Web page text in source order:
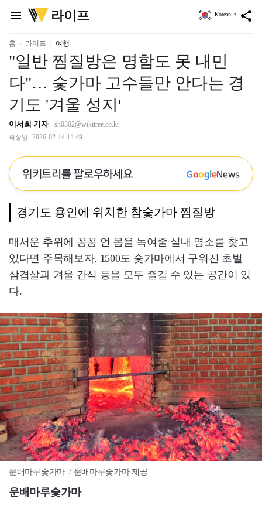
menu
위
키
리
라이프 share
Korean ▼
홈 라이프 여행
"일반 찜질방은 명함도 못 내민
다"… 숯가마 고수들만 안다는 경
기도 '겨울 성지'
이서희 기자 sh0302@wikitree.co.kr
작성일 2026-02-14 14:49
위키트리를 팔로우하세요 GoogleNews
경기도 용인에 위치한 참숯가마 찜질방
매서운 추위에 꽁꽁 언 몸을 녹여줄 실내 명소를 찾고
있다면 주목해보자. 1500도 숯가마에서 구워진 초벌
삼겹살과 겨울 간식 등을 모두 즐길 수 있는 공간이 있
다.
운배마루숯가마. / 운배마루숯가마 제공
운배마루숯가마